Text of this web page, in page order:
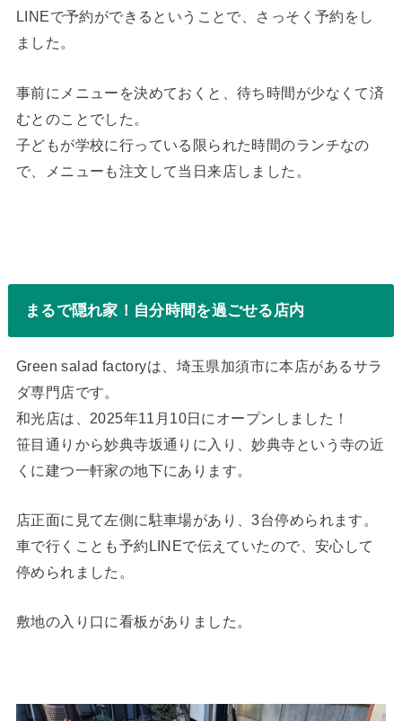
LINEで予約ができるということで、さっそく予約をし
ました。
事前にメニューを決めておくと、待ち時間が少なくて済
むとのことでした。
子どもが学校に行っている限られた時間のランチなの
で、メニューも注文して当日来店しました。
まるで隠れ家！自分時間を過ごせる店内
Green salad factoryは、埼玉県加須市に本店があるサラ
ダ専門店です。
和光店は、2025年11月10日にオープンしました！
笹目通りから妙典寺坂通りに入り、妙典寺という寺の近
くに建つ一軒家の地下にあります。
店正面に見て左側に駐車場があり、3台停められます。
車で行くことも予約LINEで伝えていたので、安心して
停められました。
敷地の入り口に看板がありました。